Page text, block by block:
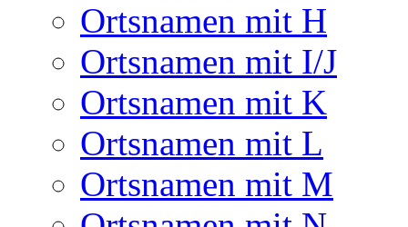
Ortsnamen mit H
Ortsnamen mit I/J
Ortsnamen mit K
Ortsnamen mit L
Ortsnamen mit M